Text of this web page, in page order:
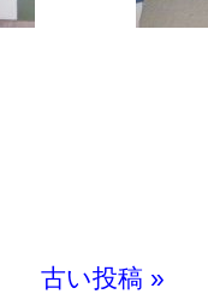
古い投稿 »